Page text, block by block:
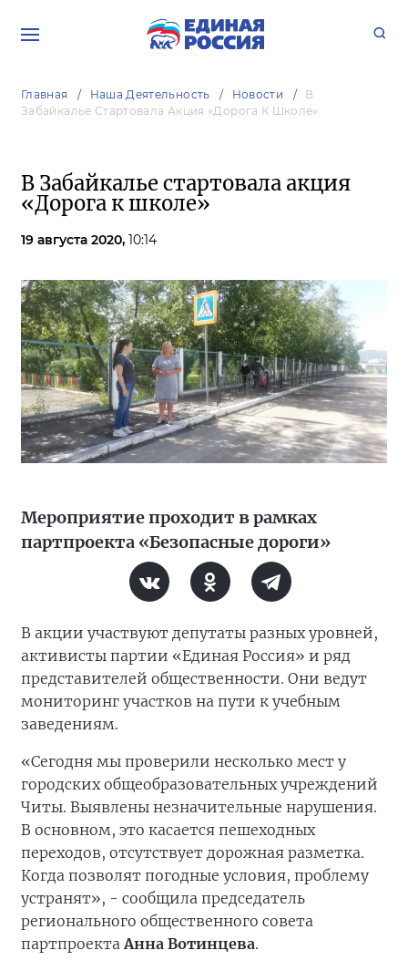
Главная Наша Деятельность Новости
В
Забайкалье Стартовала Акция «Дорога К Школе»
В Забайкалье стартовала акция
«Дорога к школе»
19 августа 2020, 10:14
Мероприятие проходит в рамках
партпроекта «Безопасные дороги»
В акции участвуют депутаты разных уровней,
активисты партии «Единая Россия» и ряд
представителей общественности. Они ведут
мониторинг участков на пути к учебным
заведениям.
«Сегодня мы проверили несколько мест у
городских общеобразовательных учреждений
Читы. Выявлены незначительные нарушения.
В основном, это касается пешеходных
переходов, отсутствует дорожная разметка.
Когда позволят погодные условия, проблему
устранят», - сообщила председатель
регионального общественного совета
партпроектаАнна Вотинцева.